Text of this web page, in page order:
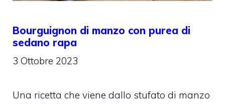
Bourguignon di manzo con purea di
sedano rapa
3 Ottobre 2023
Una ricetta che viene dallo stufato di manzo